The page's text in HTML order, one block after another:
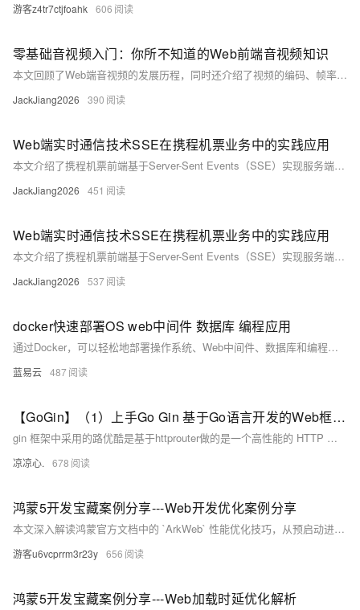
游客z4tr7ctjfoahk 606
零基础音视频入门：你所不知道的Web前端音视频知识
本文回顾了Web端音视频的发展历程，同时还介绍了视频的编码、帧率、比特率等概念，提到了Canvas作为视频播放的替代方案，以及FFmpeg在音视频处理中的重要作用等知识。
JackJiang2026 390
Web端实时通信技术SSE在携程机票业务中的实践应用
本文介绍了携程机票前端基于Server-Sent Events（SSE）实现服务端推送的企业级全链路通用技术解决方案。文章深入探讨了 SSE 技术在应用过程中包括方案对比、技术选型、链路层优化以及实际效果等多维度的技术细节，为类似使用场景提供普适性参考和借鉴。该方案设计目标是实现通用性，适用于各种网络架构和业务场景。
JackJiang2026 451
Web端实时通信技术SSE在携程机票业务中的实践应用
本文介绍了携程机票前端基于Server-Sent Events（SSE）实现服务端推送的企业级全链路通用技术解决方案。文章深入探讨了 SSE 技术在应用过程中包括方案对比、技术选型、链路层优化以及实际效果等多维度的技术细节，为类似使用场景提供普适性参考和借鉴。
JackJiang2026 537
docker快速部署OS web中间件 数据库 编程应用
通过Docker，可以轻松地部署操作系统、Web中间件、数据库和编程应用。本文详细介绍了使用Docker部署这些组件的基本步骤和命令，展示了如何通过Docker Compose编排多容器应用。希望本文能帮助开发者更高效地使用Docker进行应用部署和管理。
蓝易云 487
【GoGin】（1）上手Go Gin 基于Go语言开发的Web框架，本文介绍了各种路由的配置信息；包含各场景下请求参数的基本传入接收
gin 框架中采用的路优酷是基于httprouter做的是一个高性能的 HTTP 请求路由器，适用于 Go 语言。它的设计目标是提供高效的路由匹配和低内存占用，特别适合需要高性能和简单路由的应用场景。
凉凉心. 678
鸿蒙5开发宝藏案例分享---Web开发优化案例分享
本文深入解读鸿蒙官方文档中的 `ArkWeb` 性能优化技巧，从预启动进程到预渲染，涵盖预下载、预连接、预取POST等八大优化策略。通过代码示例详解如何提升Web页面加载速度，助你打造流畅的HarmonyOS应用体验。内容实用，按需选用，让H5页面快到飞起！
游客u6vcprrm3r23y 656
鸿蒙5开发宝藏案例分享---Web加载时延优化解析